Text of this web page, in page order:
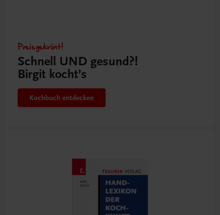
Preisgekrönt!
Schnell UND gesund?!
Birgit kocht’s
Kochbuch entdecken